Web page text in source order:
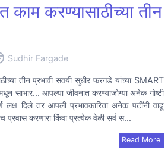
काम करण्यासाठीच्या तीन
Sudhir Fargade
तीन प्रभावी सवयी सुधीर फरगडे यांच्या SMART
साभार... आपल्या जीवनात करण्याजोग्या अनेक गोष्टी
दिले तर आपली प्रभावकारिता अनेक पटींनी वाढू
करणारा किंवा प्रत्येक वेळी सर्व स...
Read More